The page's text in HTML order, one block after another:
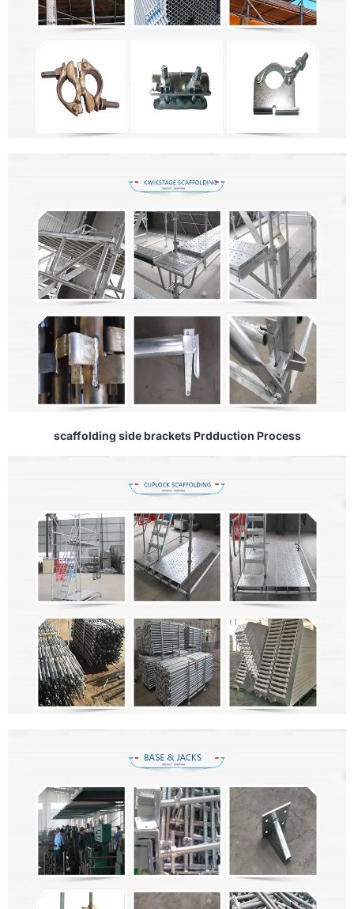
scaffolding side brackets Prdduction Process